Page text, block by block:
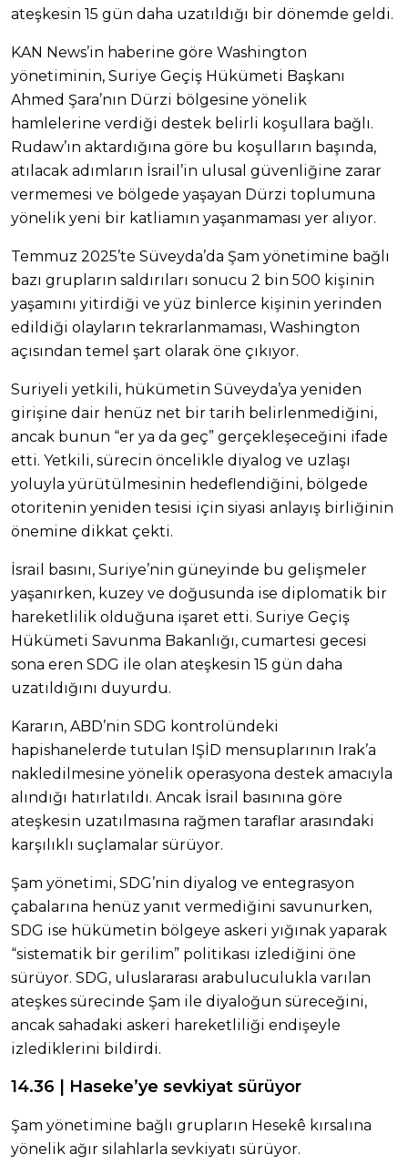
ateşkesin 15 gün daha uzatıldığı bir dönemde geldi.
KAN News’in haberine göre Washington
yönetiminin, Suriye Geçiş Hükümeti Başkanı
Ahmed Şara’nın Dürzi bölgesine yönelik
hamlelerine verdiği destek belirli koşullara bağlı.
Rudaw’ın aktardığına göre bu koşulların başında,
atılacak adımların İsrail’in ulusal güvenliğine zarar
vermemesi ve bölgede yaşayan Dürzi toplumuna
yönelik yeni bir katliamın yaşanmaması yer alıyor.
Temmuz 2025’te Süveyda’da Şam yönetimine bağlı
bazı grupların saldırıları sonucu 2 bin 500 kişinin
yaşamını yitirdiği ve yüz binlerce kişinin yerinden
edildiği olayların tekrarlanmaması, Washington
açısından temel şart olarak öne çıkıyor.
Suriyeli yetkili, hükümetin Süveyda’ya yeniden
girişine dair henüz net bir tarih belirlenmediğini,
ancak bunun “er ya da geç” gerçekleşeceğini ifade
etti. Yetkili, sürecin öncelikle diyalog ve uzlaşı
yoluyla yürütülmesinin hedeflendiğini, bölgede
otoritenin yeniden tesisi için siyasi anlayış birliğinin
önemine dikkat çekti.
İsrail basını, Suriye’nin güneyinde bu gelişmeler
yaşanırken, kuzey ve doğusunda ise diplomatik bir
hareketlilik olduğuna işaret etti. Suriye Geçiş
Hükümeti Savunma Bakanlığı, cumartesi gecesi
sona eren SDG ile olan ateşkesin 15 gün daha
uzatıldığını duyurdu.
Kararın, ABD’nin SDG kontrolündeki
hapishanelerde tutulan IŞİD mensuplarının Irak’a
nakledilmesine yönelik operasyona destek amacıyla
alındığı hatırlatıldı. Ancak İsrail basınına göre
ateşkesin uzatılmasına rağmen taraflar arasındaki
karşılıklı suçlamalar sürüyor.
Şam yönetimi, SDG’nin diyalog ve entegrasyon
çabalarına henüz yanıt vermediğini savunurken,
SDG ise hükümetin bölgeye askeri yığınak yaparak
“sistematik bir gerilim” politikası izlediğini öne
sürüyor. SDG, uluslararası arabuluculukla varılan
ateşkes sürecinde Şam ile diyaloğun süreceğini,
ancak sahadaki askeri hareketliliği endişeyle
izlediklerini bildirdi.
14.36 | Haseke’ye sevkiyat sürüyor
Şam yönetimine bağlı grupların Hesekê kırsalına
yönelik ağır silahlarla sevkiyatı sürüyor.